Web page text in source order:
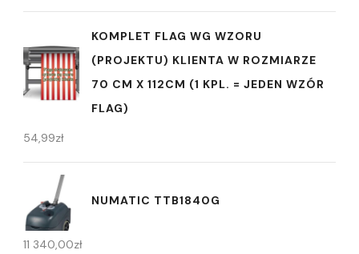
KOMPLET FLAG WG WZORU
(PROJEKTU) KLIENTA W ROZMIARZE
70 CM X 112CM (1 KPL. = JEDEN WZÓR
FLAG)
54,99zł
NUMATIC TTB1840G
11 340,00zł